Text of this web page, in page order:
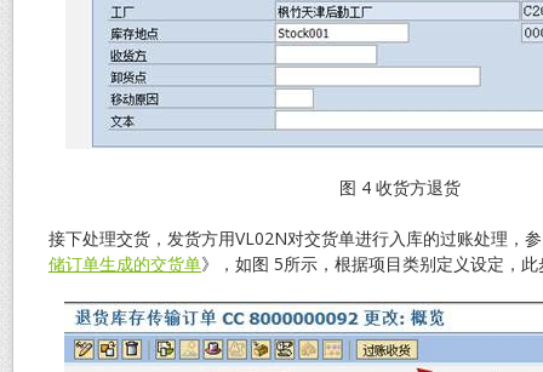
图 4 收货方退货
接下处理交货，发货方用VL02N对交货单进行入库的过账处理，
储订单生成的交货单》，如图 5所示，根据项目类别定义设定，